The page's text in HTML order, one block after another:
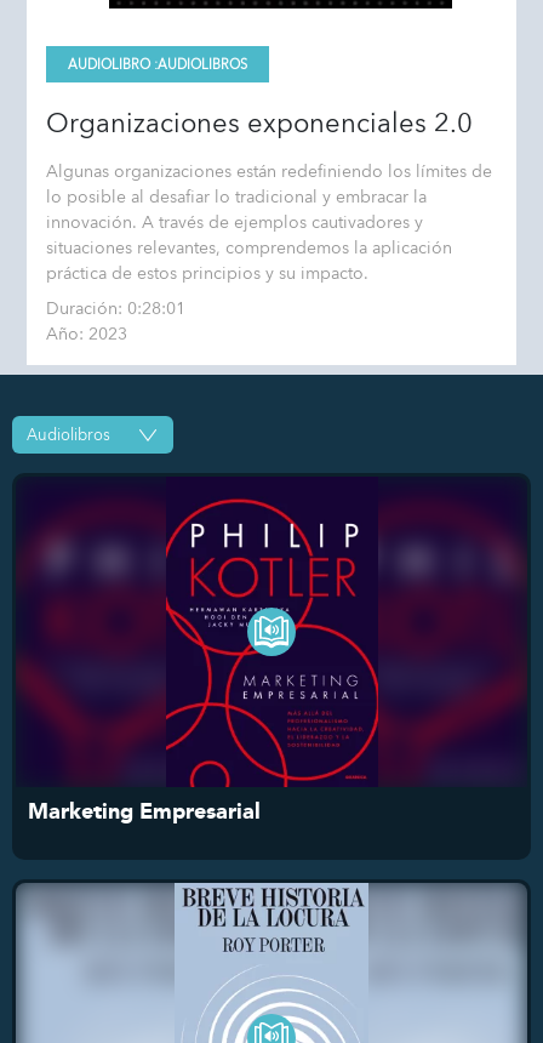
AUDIOLIBRO :AUDIOLIBROS
Organizaciones exponenciales 2.0
Algunas organizaciones están redefiniendo los límites de
lo posible al desafiar lo tradicional y embracar la
innovación. A través de ejemplos cautivadores y
situaciones relevantes, comprendemos la aplicación
práctica de estos principios y su impacto.
Duración: 0:28:01
Año: 2023
Marketing Empresarial